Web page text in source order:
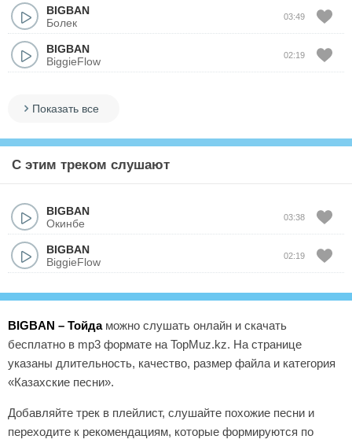
BIGBAN
Болек
03:49
BIGBAN
BiggieFlow
02:19
Показать все
С этим треком слушают
BIGBAN
Окинбе
03:38
BIGBAN
BiggieFlow
02:19
BIGBAN – Тойдаможно слушать онлайн и скачать
бесплатно в mp3 формате на TopMuz.kz. На странице
указаны длительность, качество, размер файла и категория
«Казахские песни».
Добавляйте трек в плейлист, слушайте похожие песни и
переходите к рекомендациям, которые формируются по